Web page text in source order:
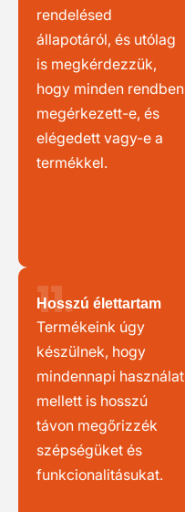
rendelésed
állapotáról, és utólag
is megkérdezzük,
hogy minden rendben
megérkezett-e, és
elégedett vagy-e a
termékkel.
11.
Hosszú élettartam
Termékeink úgy
készülnek, hogy
mindennapi használat
mellett is hosszú
távon megőrizzék
szépségüket és
funkcionalitásukat.